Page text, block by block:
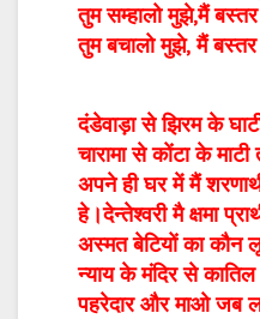
तुम सम्हालो मुझे,मैं
तुम बचालो मुझे, मैं
दंडेवाड़ा से झिरम के
चारामा से कोंटा के
अपने ही घर में मैं
हे।देन्तेश्वरी मै क्षमा
अस्मत बेटियों का कौन
न्याय के मंदिर से
पहरेदार और माओ जब